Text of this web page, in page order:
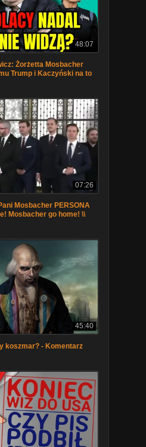
48:07
Żorżetta Mosbacher
Trump i Kaczyński na to
07:26
Mosbacher PERSONA
Mosbacher go home! \\
45:40
koszmar? - Komentarz